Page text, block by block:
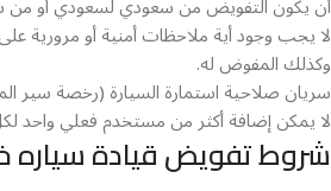
لا يجب وجود أية ملاحظات أمنية أو مرورية
وكذلك المفوض له.
سريان صلاحية استمارة السيارة (رخصة سير
لا يمكن إضافة أكثر من مستخدم فعلي واحد
شروط تفويض قيادة سياره